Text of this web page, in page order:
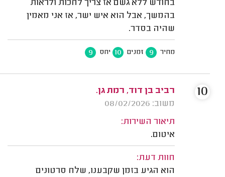
בחודש ללא גשם אז צריך לחכות ולראות
בהמשך, אבל הוא איש ישר, אז אני מאמין
שהיה בסדר.
מחיר 9 זמנים 10 יחס 9
רביב בן דוד, רמת גן.
משוב: 08/02/2026
תיאור השירות:
איטום.
חוות דעת:
הוא הגיע בזמן שקבענו, שלח סרטונים
10